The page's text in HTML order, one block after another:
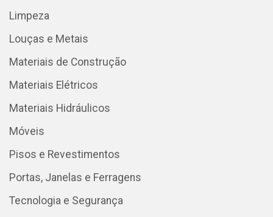
Limpeza
Louças e Metais
Materiais de Construção
Materiais Elétricos
Materiais Hidráulicos
Móveis
Pisos e Revestimentos
Portas, Janelas e Ferragens
Tecnologia e Segurança